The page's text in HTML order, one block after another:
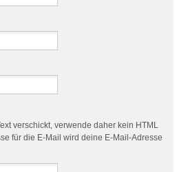
verschickt, verwende daher kein HTML
für die E-Mail wird deine E-Mail-Adresse